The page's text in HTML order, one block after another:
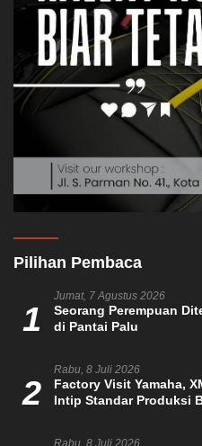
Pilihan Pembaca
1
Jumat, 7 Agustus 2026
Seorang Perempuan
di Pantai Palu
2
Rabu, 8 Juli 2026
Factory Visit Yamaha,
Intip Standar Produksi